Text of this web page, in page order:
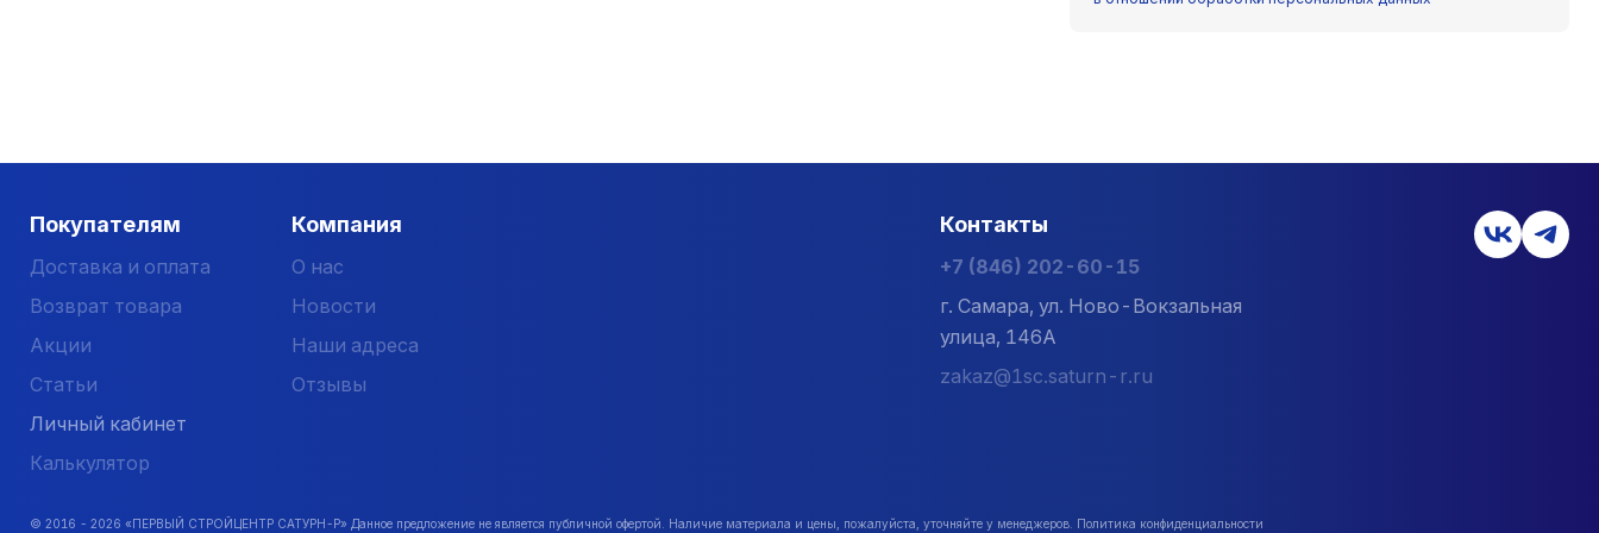
Покупателям
Доставка и оплата
Возврат товара
Акции
Статьи
Личный кабинет
Калькулятор
Компания
О нас
Новости
Наши адреса
Отзывы
Контакты
+7 (846) 202-60-15
г. Самара, ул. Ново-Вокзальная
улица, 146А
zakaz@1sc.saturn-r.ru
© 2016 - 2026 «ПЕРВЫЙ СТРОЙЦЕНТР САТУРН-Р» Данное предложение не является публичной офертой. Наличие материала и цены, пожалуйста, уточняйте у менеджеров. Политика конфиденциальности